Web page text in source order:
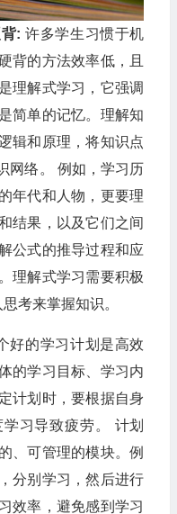
: 许多学生习惯于机
背的方法效率低，且
理解式学习，它强调
简单的记忆。理解知
辑和原理，将知识点
网络。 例如，学习历
年代和人物，更要理
结果，以及它们之间
公式的推导过程和应
理解式学习需要积极
考来掌握知识。
好的学习计划是高效
的学习目标、学习内
计划时，要根据自身
习导致疲劳。 计划
、可管理的模块。例
分别学习，然后进行
效率，避免感到学习